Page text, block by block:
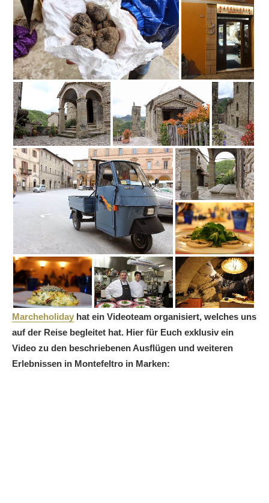
Marcheholiday hat ein Videoteam organisiert, welches uns
auf der Reise begleitet hat. Hier für Euch exklusiv ein
Video zu den beschriebenen Ausflügen und weiteren
Erlebnissen in Montefeltro in Marken: